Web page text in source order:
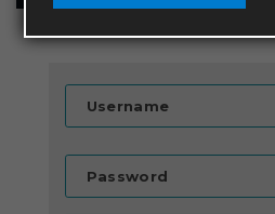
Username
Password